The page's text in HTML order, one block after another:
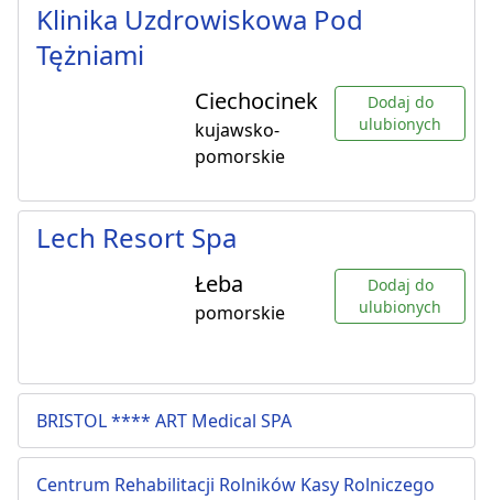
Klinika Uzdrowiskowa Pod
Tężniami
Ciechocinek
kujawsko-
pomorskie
Dodaj do
ulubionych
Lech Resort Spa
Łeba
pomorskie
Dodaj do
ulubionych
BRISTOL **** ART Medical SPA
Centrum Rehabilitacji Rolników Kasy Rolniczego